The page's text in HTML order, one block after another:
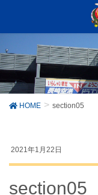
HOME section05
2021年1月22日
section05